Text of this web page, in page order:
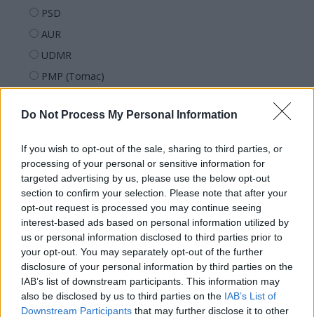
Do Not Process My Personal Information
If you wish to opt-out of the sale, sharing to third parties, or
processing of your personal or sensitive information for
targeted advertising by us, please use the below opt-out
section to confirm your selection. Please note that after your
opt-out request is processed you may continue seeing
interest-based ads based on personal information utilized by
us or personal information disclosed to third parties prior to
your opt-out. You may separately opt-out of the further
disclosure of your personal information by third parties on the
IAB’s list of downstream participants. This information may
also be disclosed by us to third parties on the IAB’s List of
Downstream Participants that may further disclose it to other
PSD
AUR
UDMR
PMP (Tomac)
PNȚMM
SENS
SOS (Șoșoacă)
POT (Gavrilă)
PACE (Peia)
Acțiunea Conservatoare (Târziu)
PDF (Lazarus)
PUSL (D. Voiculescu)
PNȚCD (Pavelescu)